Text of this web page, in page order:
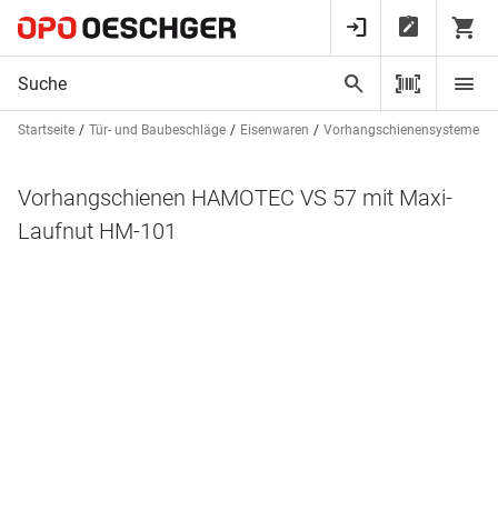
Startseite Tür- und Baubeschläge Eisenwaren Vorhangschienensysteme
Vorhangschienen HAMOTEC VS 57 mit Maxi-
Laufnut HM-101